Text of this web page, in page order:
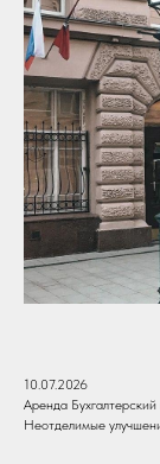
10.07.2026
Аренда
Неотделимые